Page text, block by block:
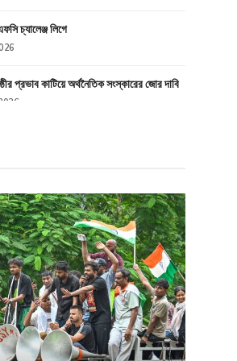
চ্যালেঞ্জ লিগে
প্রভাব কাটিয়ে অর্থনৈতিক সংস্কারের জোর দাবি